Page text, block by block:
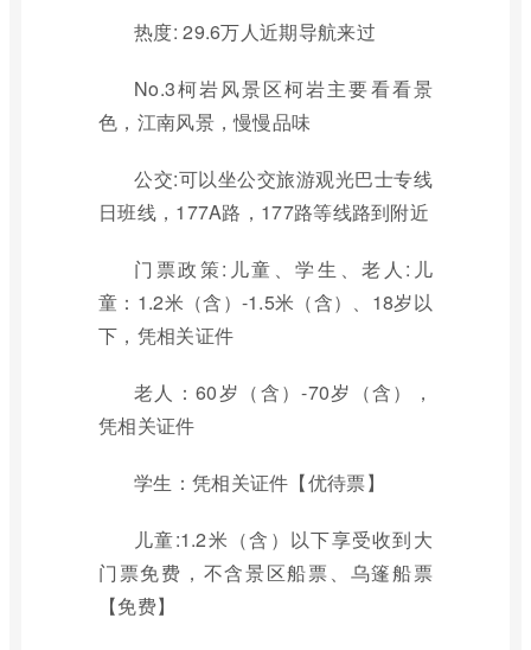
热度: 29.6万人近期导航来过
No.3柯岩风景区柯岩主要看看景
色，江南风景，慢慢品味
公交:可以坐公交旅游观光巴士专线
日班线，177A路，177路等线路到附近
门票政策:儿童、学生、老人:儿
童：1.2米（含）-1.5米（含）、18岁以
下，凭相关证件
老人：60岁（含）-70岁（含），
凭相关证件
学生：凭相关证件【优待票】
儿童:1.2米（含）以下享受收到大
门票免费，不含景区船票、乌篷船票
【免费】